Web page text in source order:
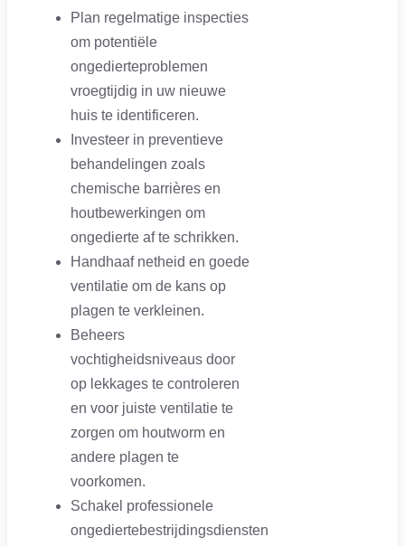
Plan regelmatige inspecties
om potentiële
ongedierteproblemen
vroegtijdig in uw nieuwe
huis te identificeren.
Investeer in preventieve
behandelingen zoals
chemische barrières en
houtbewerkingen om
ongedierte af te schrikken.
Handhaaf netheid en goede
ventilatie om de kans op
plagen te verkleinen.
Beheers
vochtigheidsniveaus door
op lekkages te controleren
en voor juiste ventilatie te
zorgen om houtworm en
andere plagen te
voorkomen.
Schakel professionele
ongediertebestrijdingsdiensten